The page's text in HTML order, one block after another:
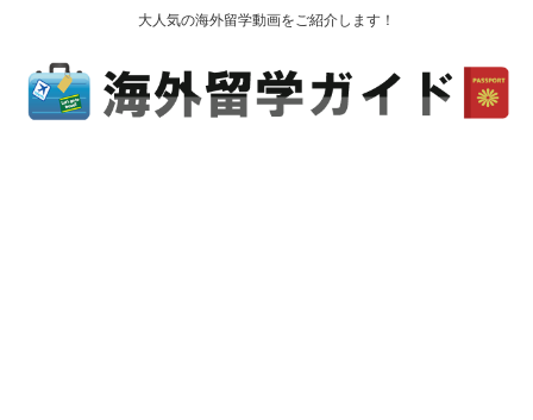
大人気の海外留学動画をご紹介します！